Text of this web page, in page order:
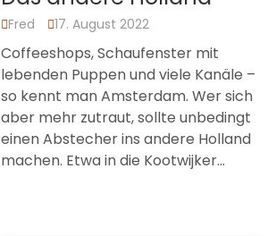
Fred 17. August 2022
Coffeeshops, Schaufenster mit
lebenden Puppen und viele Kanäle –
so kennt man Amsterdam. Wer sich
aber mehr zutraut, sollte unbedingt
einen Abstecher ins andere Holland
machen. Etwa in die Kootwijker…